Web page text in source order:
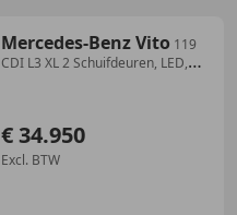
Mercedes-Benz Vito 119
CDI L3 XL 2 Schuifdeuren, LED,
€ 34.950
Excl. BTW